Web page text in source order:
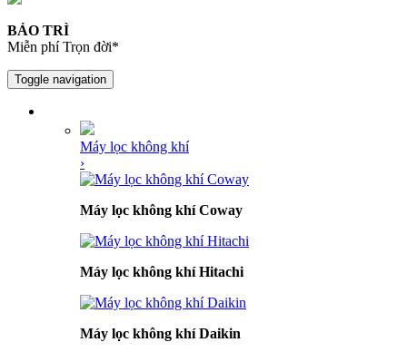
BẢO TRÌ
Miễn phí Trọn đời*
Toggle navigation
Máy lọc không khí
›
Máy lọc không khí Coway
Máy lọc không khí Hitachi
Máy lọc không khí Daikin